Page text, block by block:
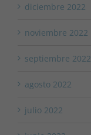
diciembre 2022
noviembre 2022
septiembre 2022
agosto 2022
julio 2022